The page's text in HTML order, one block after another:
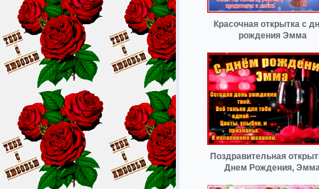
Красочная открытка с
рождения Эмма
Поздравительная
Днем Рождения,